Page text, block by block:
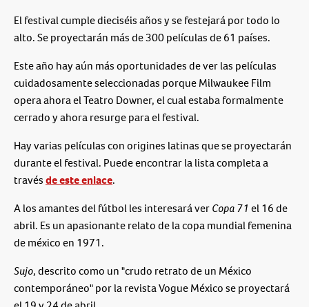
El festival cumple dieciséis años y se festejará por todo lo
alto. Se proyectarán más de 300 películas de 61 países.
Este año hay aún más oportunidades de ver las películas
cuidadosamente seleccionadas porque Milwaukee Film
opera ahora el Teatro Downer, el cual estaba formalmente
cerrado y ahora resurge para el festival.
Hay varias películas con origines latinas que se proyectarán
durante el festival. Puede encontrar la lista completa a
travésde este enlace.
A los amantes del fútbol les interesará verCopa 71 el 16 de
abril. Es un apasionante relato de la copa mundial femenina
de méxico en 1971.
Sujo, descrito como un "crudo retrato de un México
contemporáneo" por la revista Vogue México se proyectará